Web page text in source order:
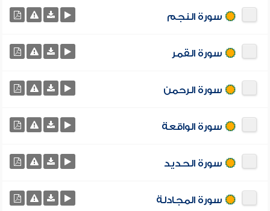
سورة النجم
سورة القمر
سورة الرحمن
سورة الواقعة
سورة الحديد
سورة المجادلة